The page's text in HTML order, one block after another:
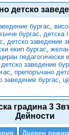
детско
бургас,
бургас, детска
, детско заведение
екип бургас,
педагогически
заведение
, препоръчано
заведение бургас,
градина 3
Дейности
Дневен режим